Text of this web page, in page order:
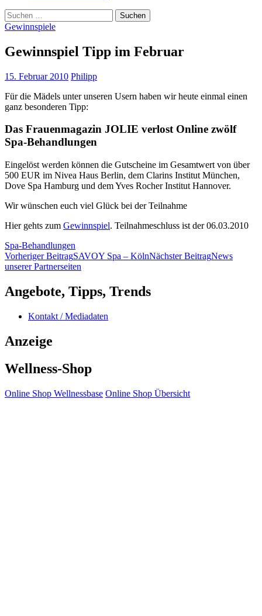
Suchen
nach:
Gewinnspiele
Gewinnspiel Tipp im Februar
15. Februar 2010 Philipp
Für die Mädels unter unseren Usern haben wir heute einmal einen
ganz besonderen Tipp:
Das Frauenmagazin JOLIE verlost Online zwölf
Spa-Behandlungen
Eingelöst werden können die Gutscheine im Gesamtwert von über
500 EUR im Nivea Haus Berlin, dem Clarins Institut München,
Dove Spa Hamburg und dem Yves Rocher Institut Hannover.
Wir wünschen euch viel Glück bei der Teilnahme
Hier gehts zum Gewinnspiel. Teilnahmeschluss ist der 06.03.2010
Spa-Behandlungen
Beitragsnavigation
Vorheriger BeitragSAVOY Spa – KölnNächster BeitragNews
unserer Partnerseiten
Angebote, Tipps, Trends
Kontakt / Mediadaten
Anzeige
Wellness-Shop
Online Shop Wellnessbase Online Shop Übersicht